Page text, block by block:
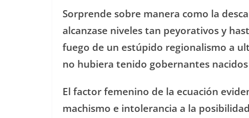
Sorprende sobre manera como la
alcanzase niveles tan peyorativos y
fuego de un estúpido regionalismo a
no hubiera tenido gobernantes
El factor femenino de la ecuación
machismo e intolerancia a la